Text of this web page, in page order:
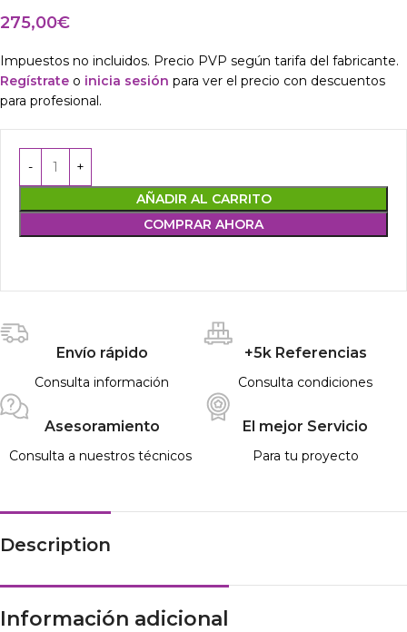
275,00€
Impuestos no incluidos. Precio PVP según tarifa del fabricante.
Regístrate o inicia sesión para ver el precio con descuentos
para profesional.
AÑADIR AL CARRITO
COMPRAR AHORA
Envío rápido
Consulta información
+5k Referencias
Consulta condiciones
Asesoramiento
Consulta a nuestros técnicos
El mejor Servicio
Para tu proyecto
Description
Información adicional